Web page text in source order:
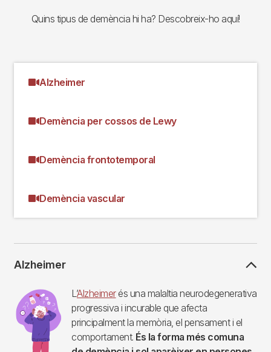
Quins tipus de demència hi ha? Descobreix-ho aquí!
Alzheimer
Demència per cossos de Lewy
Demència frontotemporal
Demència vascular
Alzheimer
Imagen L’Alzheimerés una malaltia neurodegenerativa
progressiva i incurable que afecta
principalment la memòria, el pensament i el
comportament. És la forma més comuna